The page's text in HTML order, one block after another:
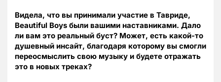
Видела, что вы принимали участие в Тавриде,
Beautiful Boys были вашими наставниками. Дало
ли вам это реальный буст? Может, есть какой-то
душевный инсайт, благодаря которому вы смогли
переосмыслить свою музыку и будете отражать
это в новых треках?